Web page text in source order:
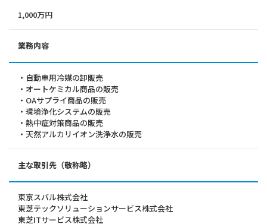
1,000万円
業務内容
・自動車用冷媒の卸販売
・オートケミカル商品の販売
・OAサプライ商品の販売
・環境浄化システムの販売
・熱中症対策商品の販売
・天然アルカリイオン洗浄水の販売
主な取引先（敬称略）
東京スバル株式会社
東芝テックソリューションサービス株式会社
東芝ITサービス株式会社